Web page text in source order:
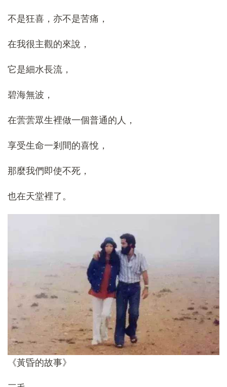
不是狂喜，亦不是苦痛，
在我很主觀的來說，
它是細水長流，
碧海無波，
在蕓蕓眾生裡做一個普通的人，
享受生命一剎間的喜悅，
那麼我們即使不死，
也在天堂裡了。
《黃昏的故事》